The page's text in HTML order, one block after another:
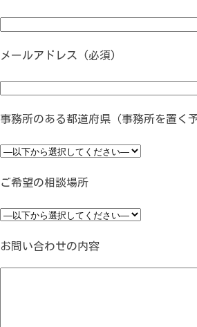
メールアドレス (必須)
事務所のある都道府県（事務所を置く
ご希望の相談場所
お問い合わせの内容